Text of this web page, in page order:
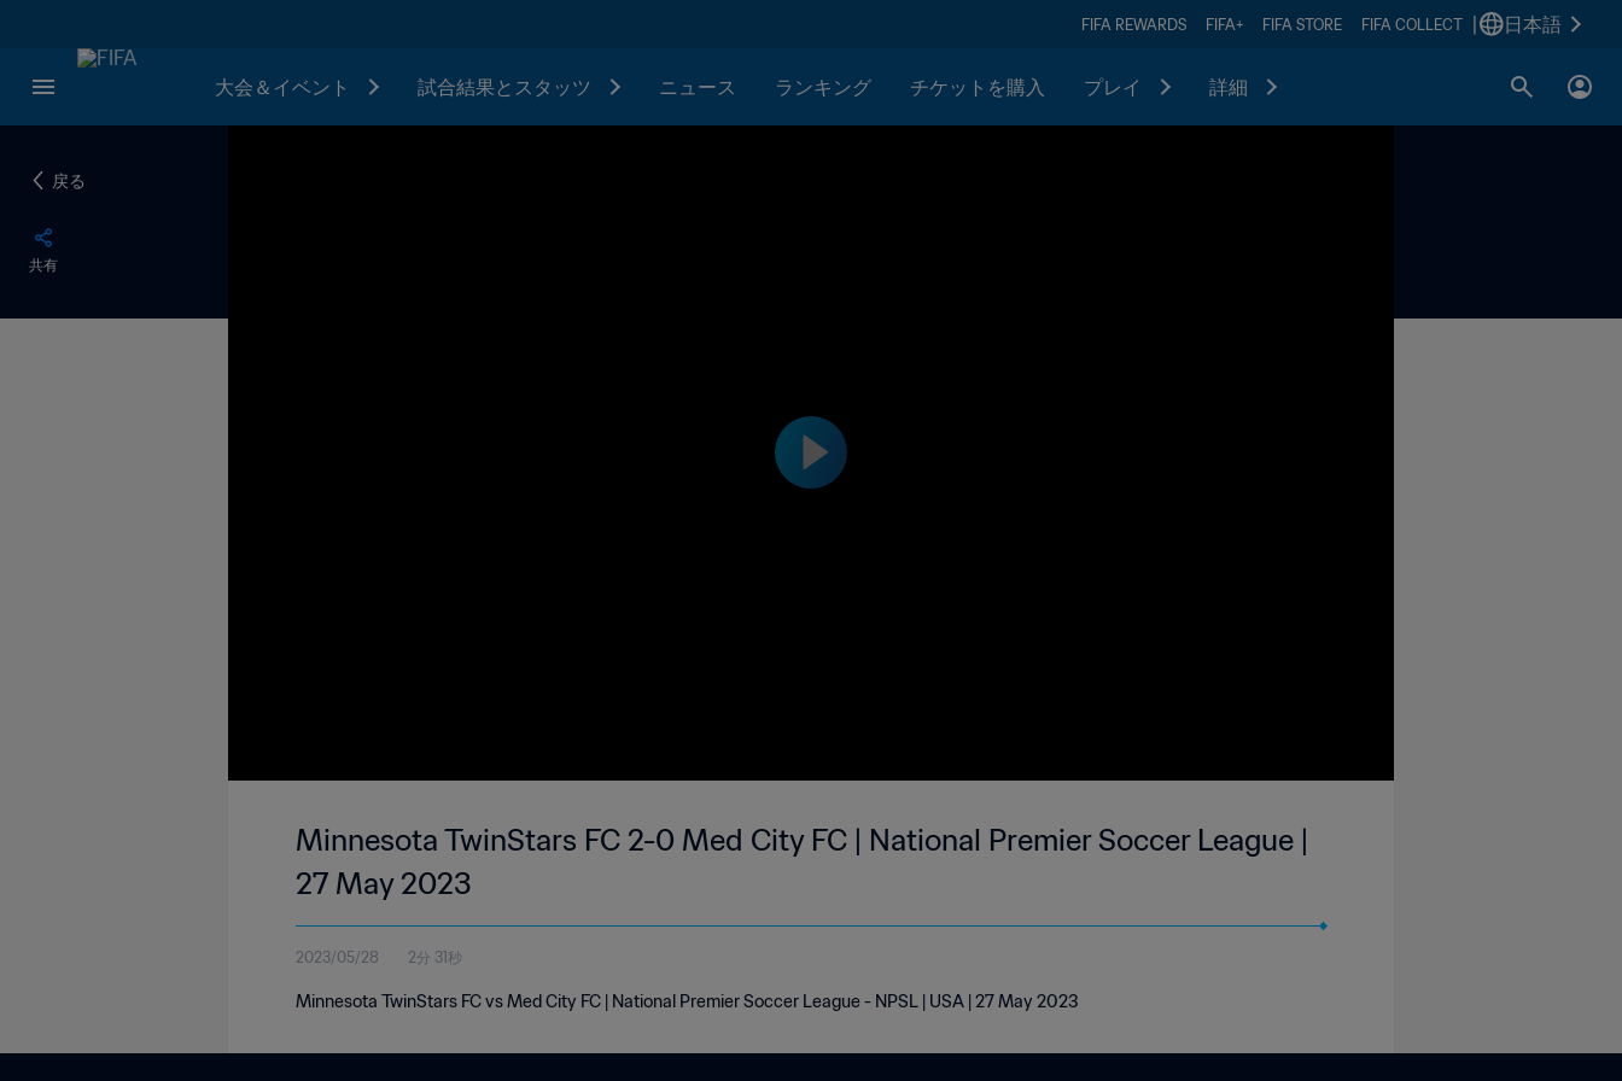
FIFA REWARDS FIFA+ FIFA STORE FIFA COLLECT 日本語
大会＆イベント 試合結果とスタッツ ニュース ランキング チケットを購入 プレイ 詳細
戻る
共有
Minnesota TwinStars FC 2-0 Med City FC | National Premier Soccer League |
27 May 2023
2023/05/28 2分 31秒
Minnesota TwinStars FC vs Med City FC | National Premier Soccer League - NPSL | USA | 27 May 2023